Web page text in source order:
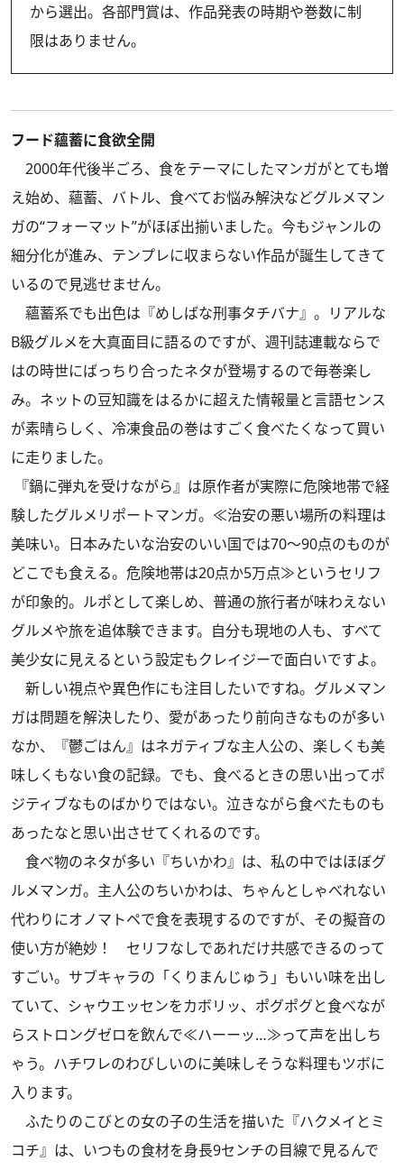
から選出。各部門賞は、作品発表の時期や巻数に制
限はありません。
フード蘊蓄に食欲全開
2000年代後半ごろ、食をテーマにしたマンガがとても増
え始め、蘊蓄、バトル、食べてお悩み解決などグルメマン
ガの“フォーマット”がほぼ出揃いました。今もジャンルの
細分化が進み、テンプレに収まらない作品が誕生してきて
いるので見逃せません。
蘊蓄系でも出色は『めしばな刑事タチバナ』。リアルな
B級グルメを大真面目に語るのですが、週刊誌連載ならで
はの時世にばっちり合ったネタが登場するので毎巻楽し
み。ネットの豆知識をはるかに超えた情報量と言語センス
が素晴らしく、冷凍食品の巻はすごく食べたくなって買い
に走りました。
『鍋に弾丸を受けながら』は原作者が実際に危険地帯で経
験したグルメリポートマンガ。≪治安の悪い場所の料理は
美味い。日本みたいな治安のいい国では70～90点のものが
どこでも食える。危険地帯は20点か5万点≫というセリフ
が印象的。ルポとして楽しめ、普通の旅行者が味わえない
グルメや旅を追体験できます。自分も現地の人も、すべて
美少女に見えるという設定もクレイジーで面白いですよ。
新しい視点や異色作にも注目したいですね。グルメマン
ガは問題を解決したり、愛があったり前向きなものが多い
なか、『鬱ごはん』はネガティブな主人公の、楽しくも美
味しくもない食の記録。でも、食べるときの思い出ってポ
ジティブなものばかりではない。泣きながら食べたものも
あったなと思い出させてくれるのです。
食べ物のネタが多い『ちいかわ』は、私の中ではほぼグ
ルメマンガ。主人公のちいかわは、ちゃんとしゃべれない
代わりにオノマトペで食を表現するのですが、その擬音の
使い方が絶妙！ セリフなしであれだけ共感できるのって
すごい。サブキャラの「くりまんじゅう」もいい味を出し
ていて、シャウエッセンをカボリッ、ポグポグと食べなが
らストロングゼロを飲んで≪ハーーッ…≫って声を出しち
ゃう。ハチワレのわびしいのに美味しそうな料理もツボに
入ります。
ふたりのこびとの女の子の生活を描いた『ハクメイとミ
コチ』は、いつもの食材を身長9センチの目線で見るんで